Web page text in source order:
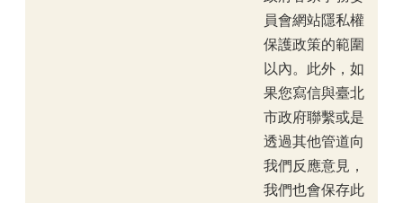
員會網站隱私權
保護政策的範圍
以內。此外，如
果您寫信與臺北
市政府聯繫或是
透過其他管道向
我們反應意見，
我們也會保存此